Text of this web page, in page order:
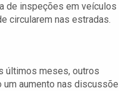
de inspeções em veículos
circularem nas estradas.
últimos meses, outros
aumento nas